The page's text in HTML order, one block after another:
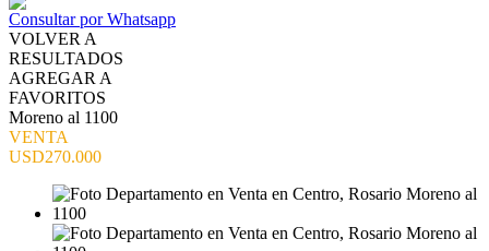
Consultar por Whatsapp
VOLVER A
RESULTADOS
AGREGAR A
FAVORITOS
Moreno al 1100
VENTA
USD270.000